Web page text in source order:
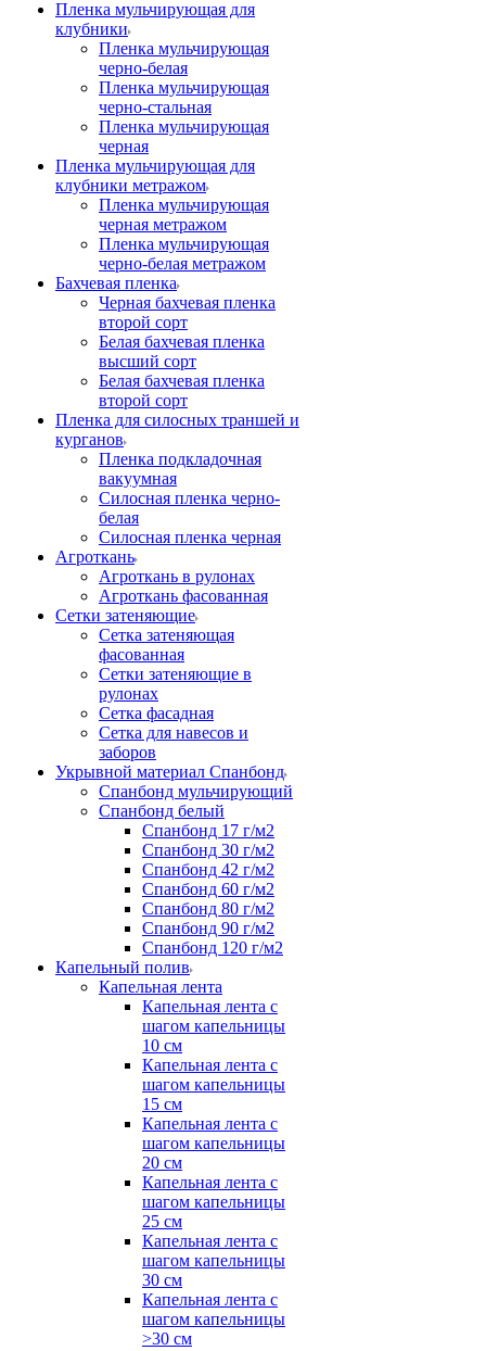
Пленка мульчирующая для
клубники
Пленка мульчирующая
черно-белая
Пленка мульчирующая
черно-стальная
Пленка мульчирующая
черная
Пленка мульчирующая для
клубники метражом
Пленка мульчирующая
черная метражом
Пленка мульчирующая
черно-белая метражом
Бахчевая пленка
Черная бахчевая пленка
второй сорт
Белая бахчевая пленка
высший сорт
Белая бахчевая пленка
второй сорт
Пленка для силосных траншей и
курганов
Пленка подкладочная
вакуумная
Силосная пленка черно-
белая
Силосная пленка черная
Агроткань
Агроткань в рулонах
Агроткань фасованная
Сетки затеняющие
Сетка затеняющая
фасованная
Сетки затеняющие в
рулонах
Сетка фасадная
Сетка для навесов и
заборов
Укрывной материал Спанбонд
Спанбонд мульчирующий
Спанбонд белый
Спанбонд 17 г/м2
Спанбонд 30 г/м2
Спанбонд 42 г/м2
Спанбонд 60 г/м2
Спанбонд 80 г/м2
Спанбонд 90 г/м2
Спанбонд 120 г/м2
Капельный полив
Капельная лента
Капельная лента с
шагом капельницы
10 см
Капельная лента с
шагом капельницы
15 см
Капельная лента с
шагом капельницы
20 см
Капельная лента с
шагом капельницы
25 см
Капельная лента с
шагом капельницы
30 см
Капельная лента с
шагом капельницы
>30 см